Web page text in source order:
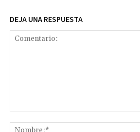
DEJA UNA RESPUESTA